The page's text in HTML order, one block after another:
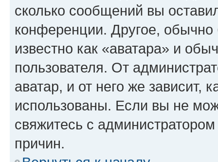
сколько сообщений вы
конференции. Другое,
известно как «аватара» и
пользователя. От
аватар, и от него же зависит,
использованы. Если вы не
свяжитесь с
причин.